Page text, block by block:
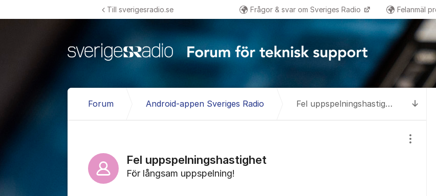
Till sverigesradio.se Frågor & svar om Sveriges Radio Felanmäl
Till
Forum Android-appen Sveriges Radio Fel uppspelningshastighet
Fel uppspelningshastighet
Visa/
För långsam uppspelning!